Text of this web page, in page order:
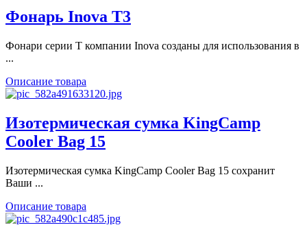
Фонарь Inova T3
Фонари серии Т компании Inova созданы для использования в
...
Описание товара
Изотермическая сумка KingCamp
Cooler Bag 15
Изотермическая сумка KingCamp Cooler Bag 15 сохранит
Ваши ...
Описание товара